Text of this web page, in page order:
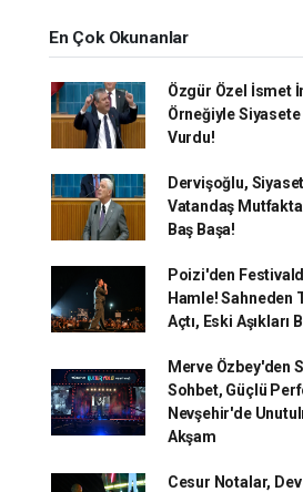
En Çok Okunanlar
Özgür Özel İsmet
Örneğiyle
Vurdu!
Dervişoğlu,
Vatandaş
Baş Başa!
Poizi'den
Hamle! Sahneden
Açtı, Eski Aşıkları
Merve Özbey'den
Sohbet, Güçlü
Nevşehir'de
Akşam
Cesur Notalar,